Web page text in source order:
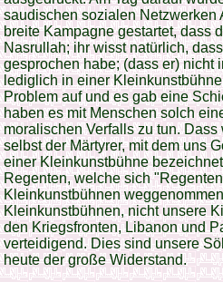
saudischen sozialen
breite Kampagne gestartet, dass
Nasrullah; ihr wisst natürlich,
gesprochen habe; (dass er) nicht
lediglich in einer
Problem auf und es gab eine
haben es mit Menschen solch
moralischen Verfalls zu tun.
selbst der Märtyrer, mit dem uns
einer Kleinkunstbühne
Regenten, welche sich
Kleinkunstbühnen
Kleinkunstbühnen, nicht unsere
den Kriegsfronten, Libanon und
verteidigend. Dies sind unsere
heute der große Widerstand.